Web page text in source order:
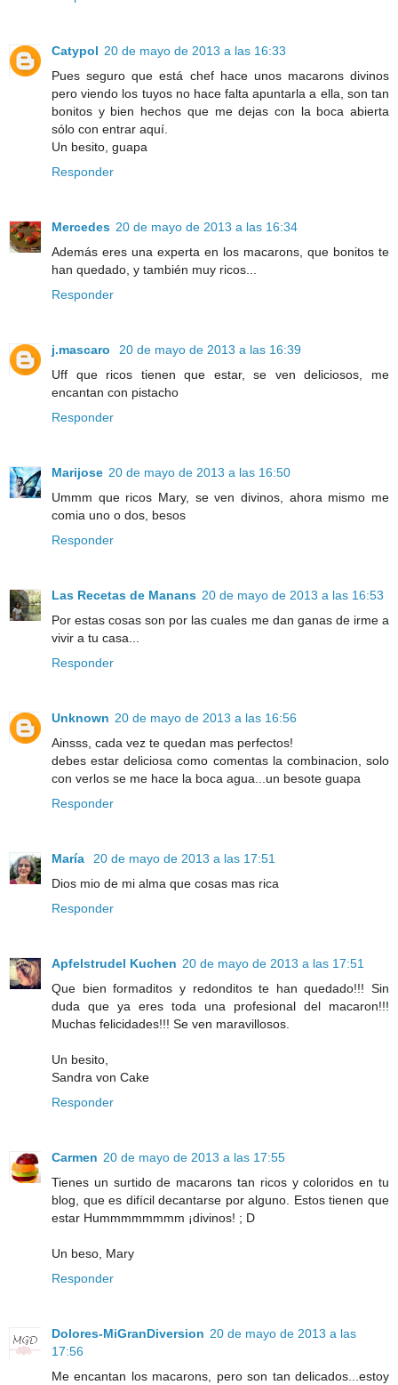
Catypol 20 de mayo de 2013 a las 16:33
Pues seguro que está chef hace unos macarons divinos
pero viendo los tuyos no hace falta apuntarla a ella, son tan
bonitos y bien hechos que me dejas con la boca abierta
sólo con entrar aquí.
Un besito, guapa
Responder
Mercedes 20 de mayo de 2013 a las 16:34
Además eres una experta en los macarons, que bonitos te
han quedado, y también muy ricos...
Responder
j.mascaro
20 de mayo de 2013 a las 16:39
Uff que ricos tienen que estar, se ven deliciosos, me
encantan con pistacho
Responder
Marijose 20 de mayo de 2013 a las 16:50
Ummm que ricos Mary, se ven divinos, ahora mismo me
comia uno o dos, besos
Responder
Las Recetas de Manans 20 de mayo de 2013 a las 16:53
Por estas cosas son por las cuales me dan ganas de irme a
vivir a tu casa...
Responder
Unknown 20 de mayo de 2013 a las 16:56
Ainsss, cada vez te quedan mas perfectos!
debes estar deliciosa como comentas la combinacion, solo
con verlos se me hace la boca agua...un besote guapa
Responder
María
20 de mayo de 2013 a las 17:51
Dios mio de mi alma que cosas mas rica
Responder
Apfelstrudel Kuchen 20 de mayo de 2013 a las 17:51
Que bien formaditos y redonditos te han quedado!!! Sin
duda que ya eres toda una profesional del macaron!!!
Muchas felicidades!!! Se ven maravillosos.
Un besito,
Sandra von Cake
Responder
Carmen 20 de mayo de 2013 a las 17:55
Tienes un surtido de macarons tan ricos y coloridos en tu
blog, que es difícil decantarse por alguno. Estos tienen que
estar Hummmmmmmm ¡divinos! ; D
Un beso, Mary
Responder
Dolores-MiGranDiversion 20 de mayo de 2013 a las
17:56
Me encantan los macarons, pero son tan delicados...estoy